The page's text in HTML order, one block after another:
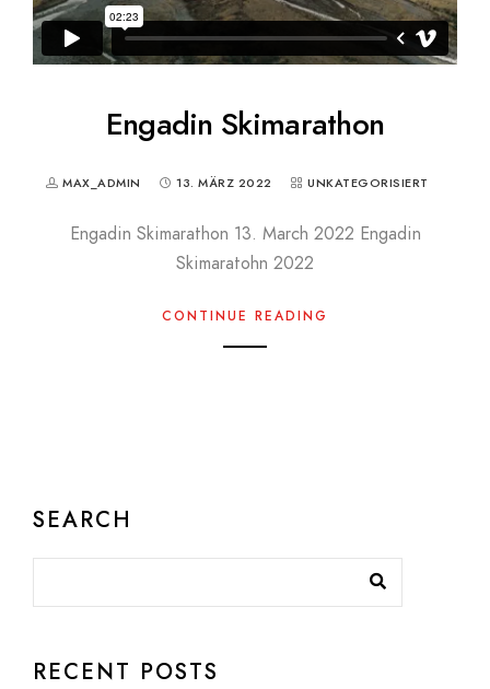
Engadin Skimarathon
MAX_ADMIN 13. MÄRZ 2022 UNKATEGORISIERT
Engadin Skimarathon 13. March 2022 Engadin
Skimaratohn 2022
CONTINUE READING
SEARCH
RECENT POSTS